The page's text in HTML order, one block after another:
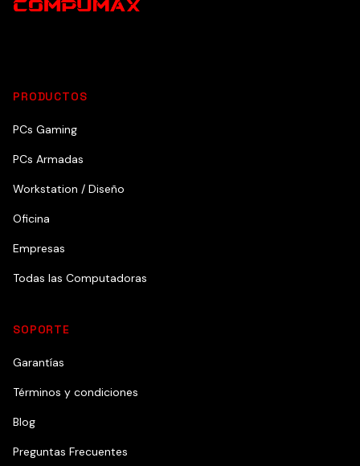
PRODUCTOS
PCs Gaming
PCs Armadas
Workstation / Diseño
Oficina
Empresas
Todas las Computadoras
SOPORTE
Garantías
Términos y condiciones
Blog
Preguntas Frecuentes